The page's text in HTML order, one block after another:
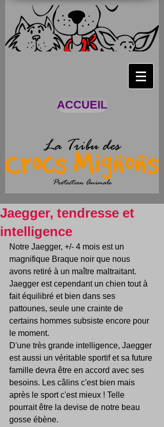
ACCUEIL
Jaegger, tendresse et
intelligence
Notre Jaegger, +/- 4 mois est un
magnifique Braque noir que nous
avons retiré à un maître maltraitant.
Jaegger est cependant un chien tout à
fait équilibré et bien dans ses
pattounes, seule une crainte de
certains hommes subsiste encore pour
le moment.
D'une très grande intelligence, Jaegger
est aussi un véritable sportif et sa future
famille devra être en accord avec ses
besoins. Les câlins c'est bien mais
après le sport c'est mieux ! Telle
pourrait être la devise de notre beau
gosse ébène.